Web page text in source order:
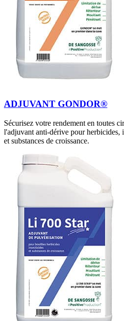
ADJUVANT GONDOR®
Sécurisez votre rendement en toutes
l'adjuvant anti-dérive pour herbicides,
et substances de croissance.